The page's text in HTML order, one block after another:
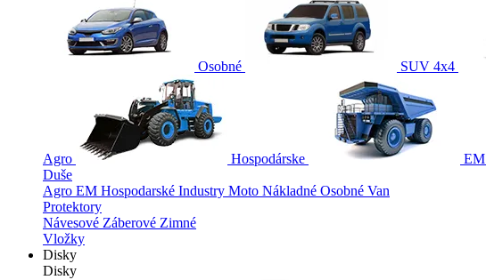
Osobné SUV 4x4
Agro Hospodárske EM
Duše
Agro EM Hospodarské Industry Moto Nákladné Osobné Van
Protektory
Návesové Záberové Zimné
Vložky
Disky
Disky